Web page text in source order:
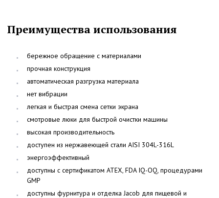
Преимущества использования
бережное обращение с материалами
прочная конструкция
автоматическая разгрузка материала
нет вибрации
легкая и быстрая смена сетки экрана
смотровые люки для быстрой очистки машины
высокая производительность
доступен из нержавеющей стали AISI 304L-316L
энергоэффективный
доступны с сертификатом ATEX, FDA IQ-OQ, процедурами
GMP
доступны фурнитура и отделка Jacob для пищевой и